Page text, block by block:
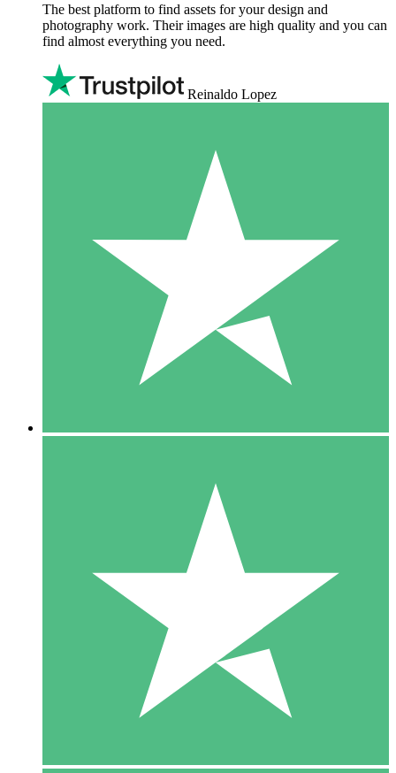
The best platform to find assets for your design and
photography work. Their images are high quality and you can
find almost everything you need.
Reinaldo Lopez